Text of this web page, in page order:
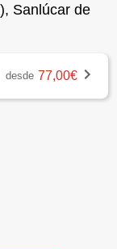
Sanlúcar de
desde 77,00€